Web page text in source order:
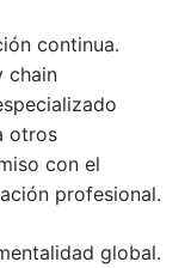
continua.
chain
otros
con el
profesional.
global.